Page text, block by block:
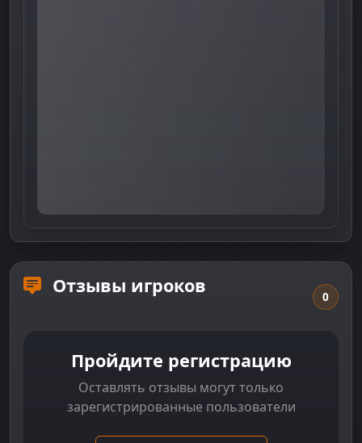
Отзывы игроков 0
Пройдите регистрацию
Оставлять отзывы могут только
зарегистрированные пользователи